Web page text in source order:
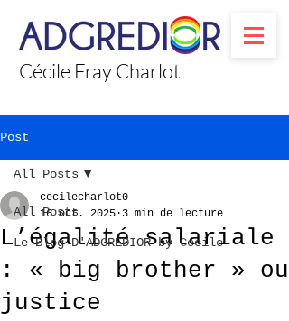
Cécile Fray Charlot
Post
All Posts
Le Blog D'ADGREDIOR by Cécile
All Posts
L’égalité salariale
: « big brother » ou
justice
cecilecharlot0
16 oct. 2025 3 min de lecture